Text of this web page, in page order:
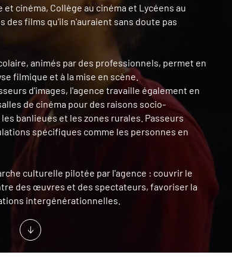
cinéma, Collège au cinéma et Lycéens au
des films qu'ils n'auraient sans doute pas
animés par des professionnels, permet en
filmique et à la mise en scène.
d'images, l'agence travaille également en
de cinéma pour des raisons socio-
banlieues et les zones rurales. Passeurs
spécifiques comme les personnes en
culturelle pilotée par l'agence : couvrir le
des œuvres et des spectateurs, favoriser la
intergénérationnelles.